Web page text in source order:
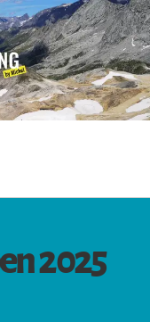
2025